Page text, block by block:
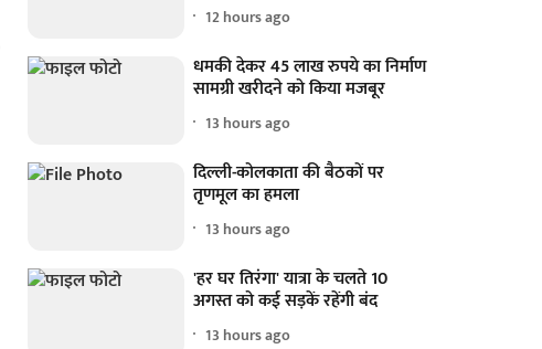
12 hours ago
धमकी देकर 45 लाख रुपये का निर्माण
सामग्री खरीदने को किया मजबूर
13 hours ago
दिल्ली-कोलकाता की बैठकों पर
तृणमूल का हमला
13 hours ago
'हर घर तिरंगा' यात्रा के चलते 10
अगस्त को कई सड़कें रहेंगी बंद
13 hours ago